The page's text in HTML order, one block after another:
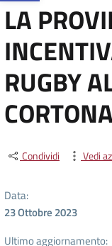
LA
RUGBY
CORTONA
Condividi Vedi
Data:
23 Ottobre 2023
Ultimo aggiornamento: